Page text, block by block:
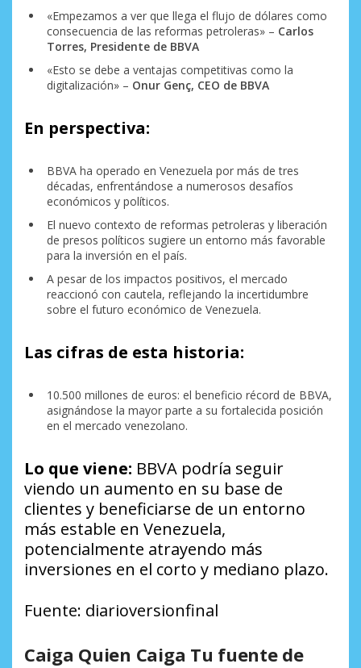
«Empezamos a ver que llega el flujo de dólares como
consecuencia de las reformas petroleras» – Carlos
Torres, Presidente de BBVA
«Esto se debe a ventajas competitivas como la
digitalización» – Onur Genç, CEO de BBVA
En perspectiva:
BBVA ha operado en Venezuela por más de tres
décadas, enfrentándose a numerosos desafíos
económicos y políticos.
El nuevo contexto de reformas petroleras y liberación
de presos políticos sugiere un entorno más favorable
para la inversión en el país.
A pesar de los impactos positivos, el mercado
reaccionó con cautela, reflejando la incertidumbre
sobre el futuro económico de Venezuela.
Las cifras de esta historia:
10.500 millones de euros: el beneficio récord de BBVA,
asignándose la mayor parte a su fortalecida posición
en el mercado venezolano.
Lo que viene: BBVA podría seguir
viendo un aumento en su base de
clientes y beneficiarse de un entorno
más estable en Venezuela,
potencialmente atrayendo más
inversiones en el corto y mediano plazo.
Fuente: diarioversionfinal
Caiga Quien Caiga Tu fuente de